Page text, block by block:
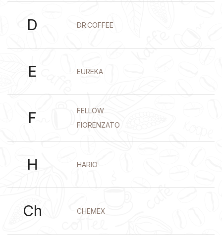
D DR.COFFEE
E EUREKA
F
FELLOW
FIORENZATO
H HARIO
Ch CHEMEX